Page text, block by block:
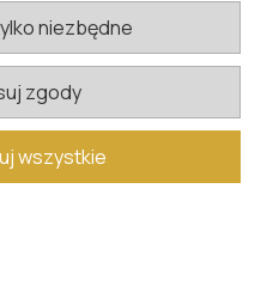
o kontakt
niezbędne
zgody
wszystkie